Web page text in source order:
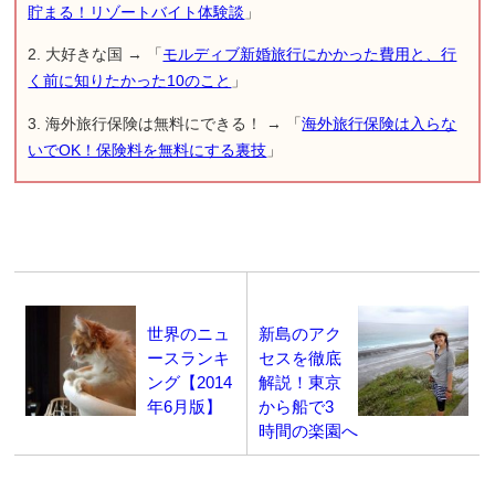
貯まる！リゾートバイト体験談 」
2. 大好きな国 → 「モルディブ新婚旅行にかかった費用と、行
く前に知りたかった10のこと 」
3. 海外旅行保険は無料にできる！ → 「海外旅行保険は入らな
いでOK！保険料を無料にする裏技 」
世界のニュ
ースランキ
ング【2014
年6月版】
新島のアク
セスを徹底
解説！東京
から船で3
時間の楽園へ